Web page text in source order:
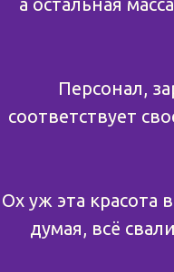
Персонал,
соответствует
Ох уж эта красота
думая, всё